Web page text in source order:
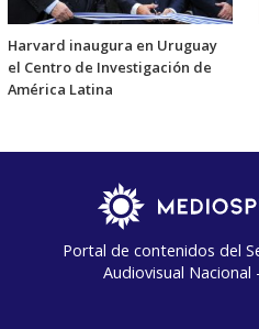
Harvard inaugura en Uruguay
el Centro de Investigación de
América Latina
Portal de contenidos del
Audiovisual Nacional